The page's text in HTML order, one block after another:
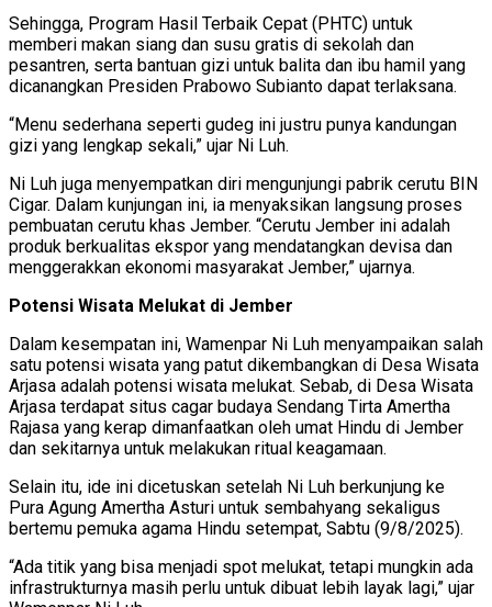
Sehingga, Program Hasil Terbaik Cepat (PHTC) untuk
memberi makan siang dan susu gratis di sekolah dan
pesantren, serta bantuan gizi untuk balita dan ibu hamil yang
dicanangkan Presiden Prabowo Subianto dapat terlaksana.
“Menu sederhana seperti gudeg ini justru punya kandungan
gizi yang lengkap sekali,” ujar Ni Luh.
Ni Luh juga menyempatkan diri mengunjungi pabrik cerutu BIN
Cigar. Dalam kunjungan ini, ia menyaksikan langsung proses
pembuatan cerutu khas Jember. “Cerutu Jember ini adalah
produk berkualitas ekspor yang mendatangkan devisa dan
menggerakkan ekonomi masyarakat Jember,” ujarnya.
Potensi Wisata Melukat di Jember
Dalam kesempatan ini, Wamenpar Ni Luh menyampaikan salah
satu potensi wisata yang patut dikembangkan di Desa Wisata
Arjasa adalah potensi wisata melukat. Sebab, di Desa Wisata
Arjasa terdapat situs cagar budaya Sendang Tirta Amertha
Rajasa yang kerap dimanfaatkan oleh umat Hindu di Jember
dan sekitarnya untuk melakukan ritual keagamaan.
Selain itu, ide ini dicetuskan setelah Ni Luh berkunjung ke
Pura Agung Amertha Asturi untuk sembahyang sekaligus
bertemu pemuka agama Hindu setempat, Sabtu (9/8/2025).
“Ada titik yang bisa menjadi spot melukat, tetapi mungkin ada
infrastrukturnya masih perlu untuk dibuat lebih layak lagi,” ujar